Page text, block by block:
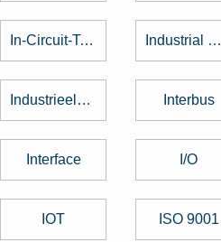
In-Circuit-Test Industrial Design
Industrieelektronik Interbus
Interface I/O
IOT ISO 9001